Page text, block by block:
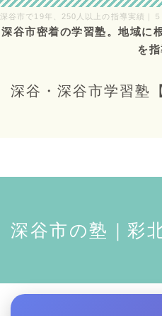
深谷市で19年、250人以上の指導実績｜
深谷市密着の学習塾。地域に
を
深谷・深谷市学習塾
深谷市の塾｜彩